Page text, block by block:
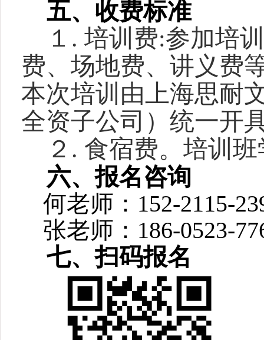
五、 收费标准
１.培训费:参加培
费、场地费、讲义费
本次培训由上海思耐
全资子公司） 统一开
２. 食宿费。培训
六、报名咨询
何老师 ：152-2115-
张老师：186-0523-
七、扫码报名